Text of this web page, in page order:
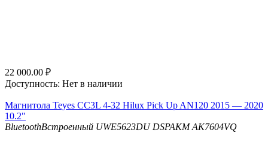
22 000.00 ₽
Доступность: Нет в наличии
Магнитола Teyes CC3L 4-32 Hilux Pick Up AN120 2015 — 2020
10.2"
BluetoothВстроенный UWE5623DU DSPAKM AK7604VQ